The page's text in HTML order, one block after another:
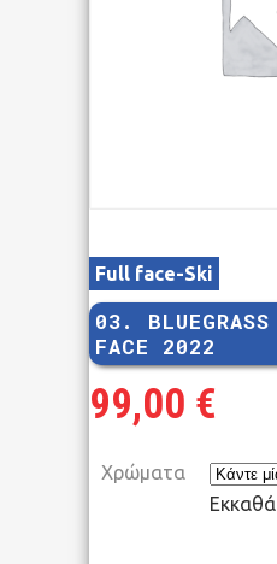
Full face-Ski
03.
FACE 2022
99,00 €
Χρώματα